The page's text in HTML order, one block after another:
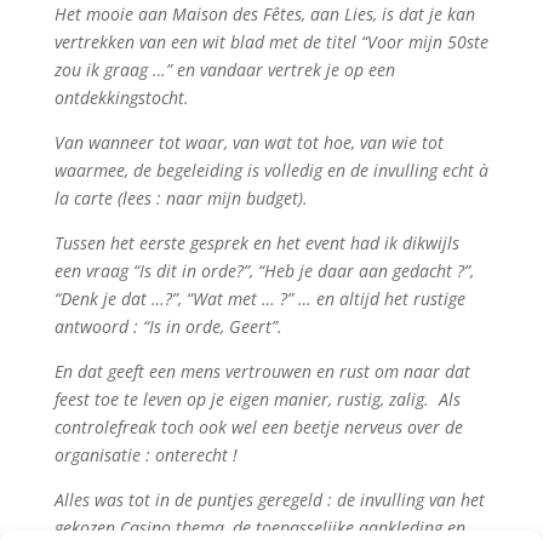
Het mooie aan Maison des Fêtes, aan Lies, is dat je kan
vertrekken van een wit blad met de titel “Voor mijn 50ste
zou ik graag …” en vandaar vertrek je op een
ontdekkingstocht.
Van wanneer tot waar, van wat tot hoe, van wie tot
waarmee, de begeleiding is volledig en de invulling echt à
la carte (lees : naar mijn budget).
Tussen het eerste gesprek en het event had ik dikwijls
een vraag “Is dit in orde?”, “Heb je daar aan gedacht ?”,
“Denk je dat …?”, “Wat met … ?” … en altijd het rustige
antwoord : “Is in orde, Geert”.
En dat geeft een mens vertrouwen en rust om naar dat
feest toe te leven op je eigen manier, rustig, zalig. Als
controlefreak toch ook wel een beetje nerveus over de
organisatie : onterecht !
Alles was tot in de puntjes geregeld : de invulling van het
gekozen Casino thema, de toepasselijke aankleding en